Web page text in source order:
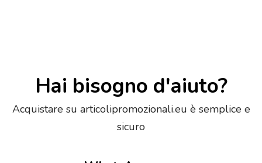
Hai bisogno d'aiuto?
Acquistare su articolipromozionali.eu è semplice e
sicuro